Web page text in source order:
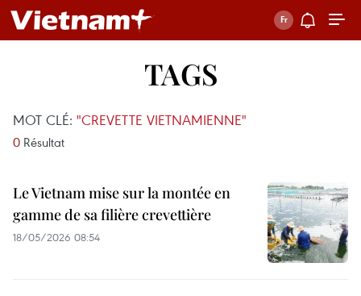
TAGS
MOT CLÉ: "CREVETTE VIETNAMIENNE"
0 Résultat
Le Vietnam mise sur la montée en
gamme de sa filière crevettière
18/05/2026 08:54